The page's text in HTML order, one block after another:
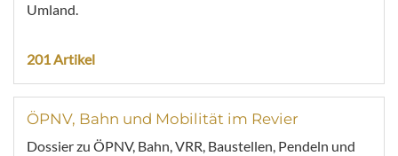
Umland.
201 Artikel
ÖPNV, Bahn und Mobilität im Revier
Dossier zu ÖPNV, Bahn, VRR, Baustellen, Pendeln und